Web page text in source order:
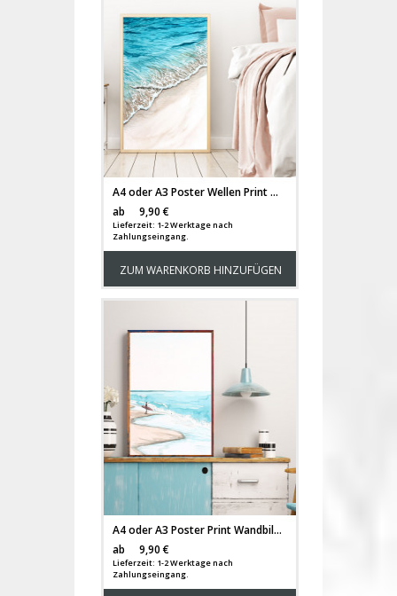
A4 oder A3 Poster Wellen Print Wandbild Strand Küste Plakat Meer Aquarell Kunstdruck p157
ab
9,90 €
Lieferzeit: 1-2 Werktage nach
Zahlungseingang.
ZUM WARENKORB HINZUFÜGEN
A4 oder A3 Poster Print Wandbild Surfer am Strand mit Surfboard Plakat Meer p165
ab
9,90 €
Lieferzeit: 1-2 Werktage nach
Zahlungseingang.